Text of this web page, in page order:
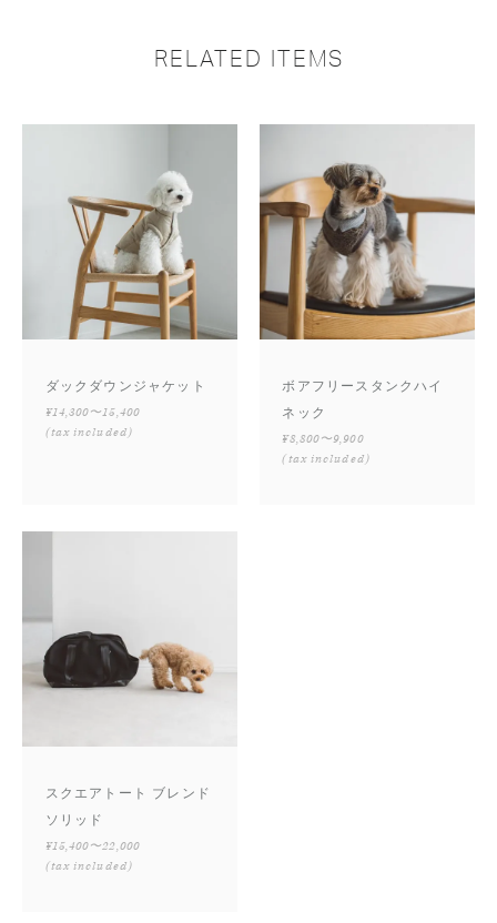
RELATED ITEMS
ダックダウンジャケット
¥14,300〜15,400
(tax included)
ボアフリースタンクハイ
ネック
¥8,800〜9,900
(tax included)
スクエアトート ブレンド
ソリッド
¥15,400〜22,000
(tax included)